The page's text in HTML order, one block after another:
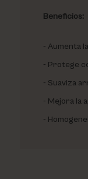
Beneficios:
Aumenta
Protege
Suaviza
Mejora la